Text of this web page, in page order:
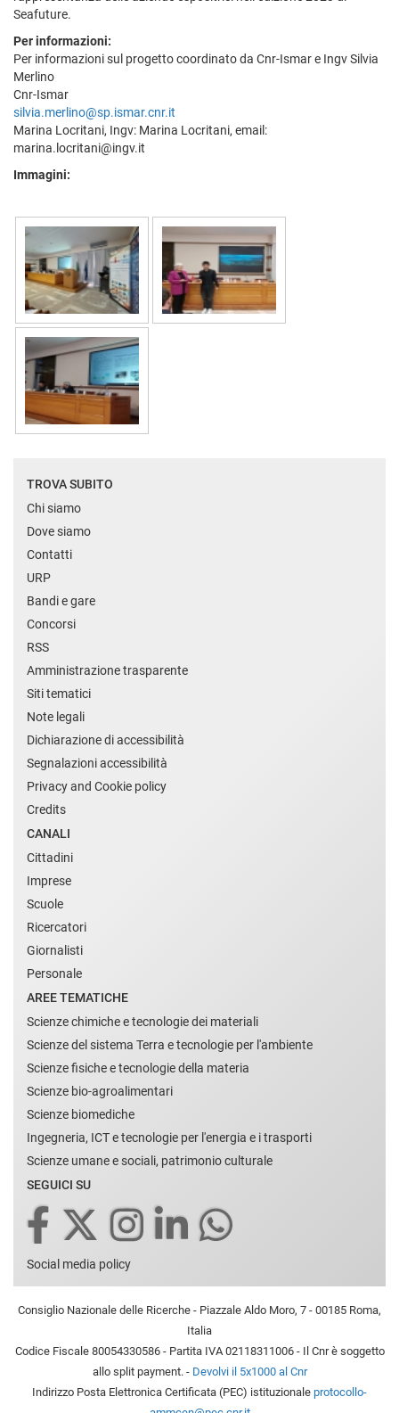
Seafuture.
Per informazioni:
Per informazioni sul progetto coordinato da Cnr-Ismar e Ingv Silvia
Merlino
Cnr-Ismar
silvia.merlino@sp.ismar.cnr.it
Marina Locritani, Ingv: Marina Locritani, email:
marina.locritani@ingv.it
Immagini:
TROVA SUBITO
Chi siamo
Dove siamo
Contatti
URP
Bandi e gare
Concorsi
RSS
Amministrazione trasparente
Siti tematici
Note legali
Dichiarazione di accessibilità
Segnalazioni accessibilità
Privacy and Cookie policy
Credits
CANALI
Cittadini
Imprese
Scuole
Ricercatori
Giornalisti
Personale
AREE TEMATICHE
Scienze chimiche e tecnologie dei materiali
Scienze del sistema Terra e tecnologie per l'ambiente
Scienze fisiche e tecnologie della materia
Scienze bio-agroalimentari
Scienze biomediche
Ingegneria, ICT e tecnologie per l'energia e i trasporti
Scienze umane e sociali, patrimonio culturale
SEGUICI SU
Social media policy
Consiglio Nazionale delle Ricerche - Piazzale Aldo Moro, 7 - 00185 Roma,
Italia
Codice Fiscale 80054330586 - Partita IVA 02118311006 - Il Cnr è soggetto
allo split payment. - Devolvi il 5x1000 al Cnr
Indirizzo Posta Elettronica Certificata (PEC) istituzionale protocollo-